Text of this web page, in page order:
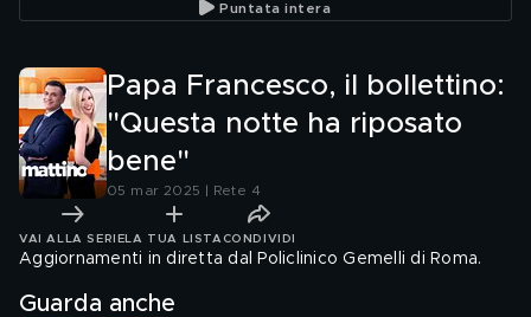
Puntata intera
Papa Francesco, il bollettino:
"Questa notte ha riposato
bene"
05 mar 2025 | Rete 4
VAI ALLA SERIE LA TUA LISTA CONDIVIDI
Aggiornamenti in diretta dal Policlinico Gemelli di Roma.
Guarda anche